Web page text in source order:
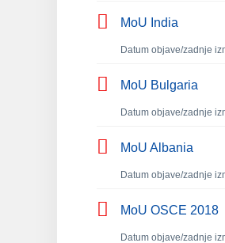
MoU India
Datum objave/zadnje
MoU Bulgaria
Datum objave/zadnje
MoU Albania
Datum objave/zadnje
MoU OSCE 2018
Datum objave/zadnje